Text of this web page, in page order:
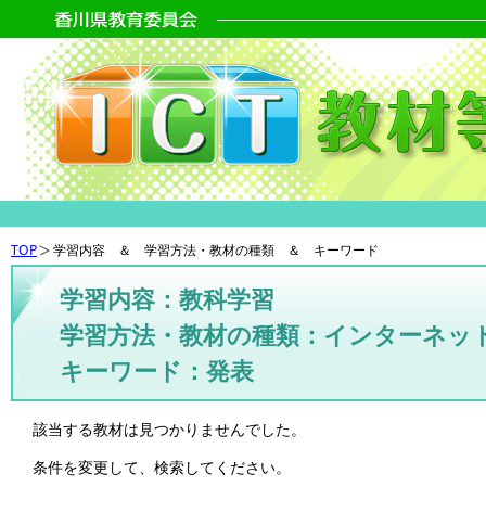
TOP 学習内容 ＆ 学習方法・教材の種類 ＆ キーワード
学習内容：教科学習
学習方法・教材の種類：インターネッ
キーワード：発表
該当する教材は見つかりませんでした。
条件を変更して、検索してください。